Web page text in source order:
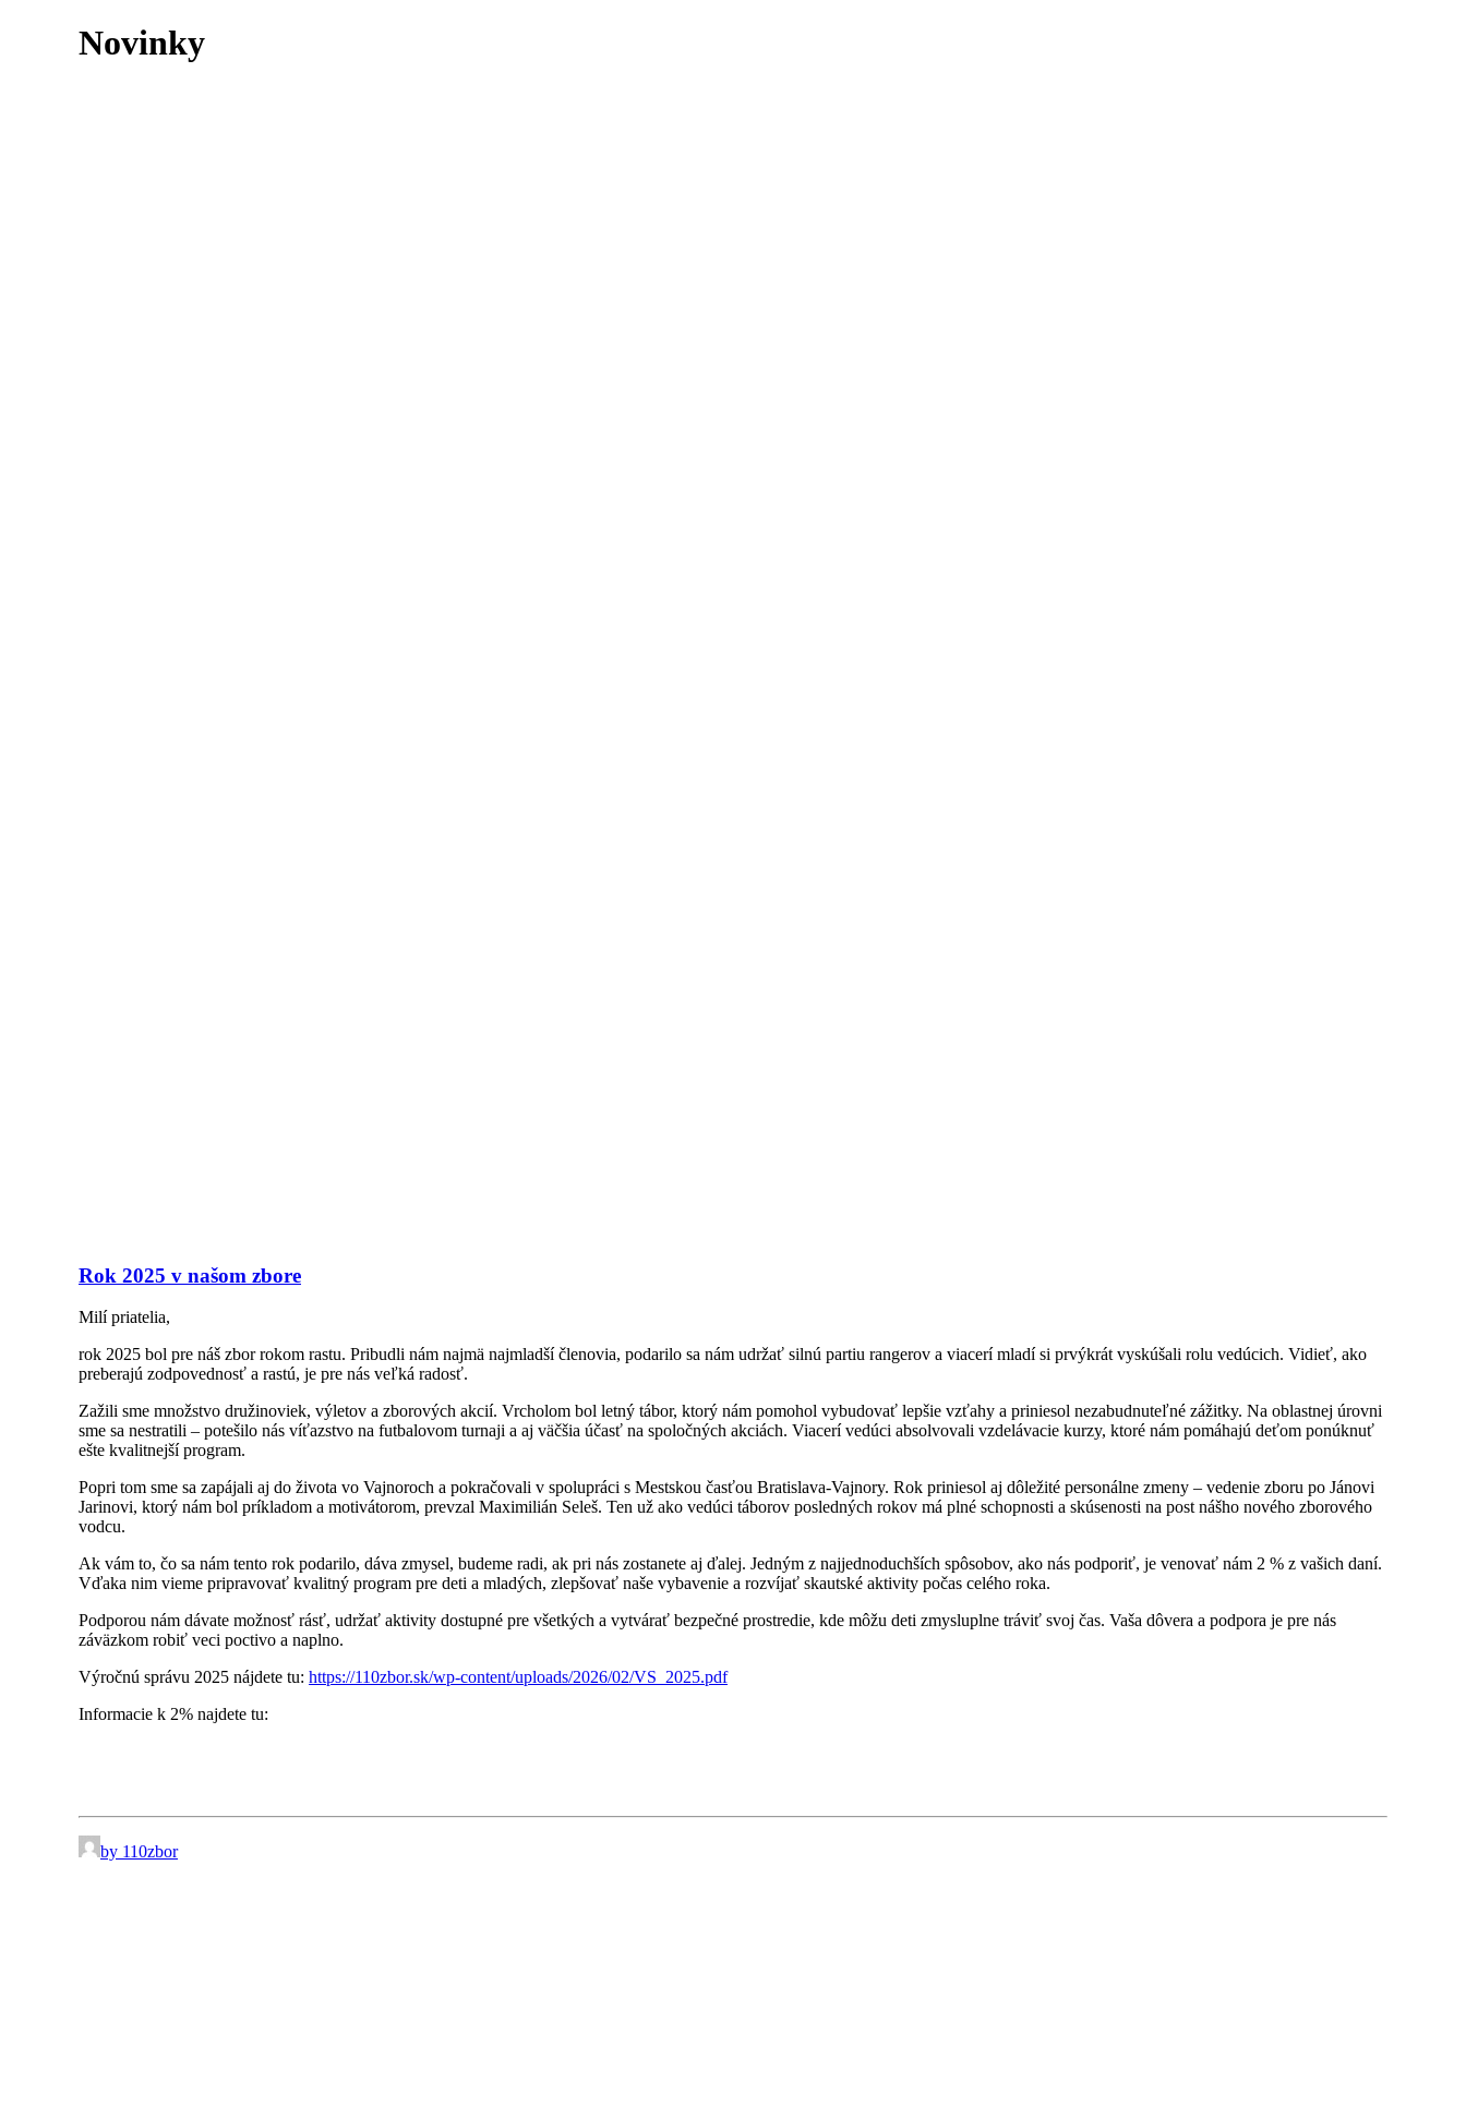
Novinky
Rok 2025 v našom zbore
Milí priatelia,
rok 2025 bol pre náš zbor rokom rastu. Pribudli nám najmä najmladší členovia, podarilo sa nám udržať silnú partiu rangerov a viacerí mladí si prvýkrát vyskúšali rolu vedúcich. Vidieť, ako
preberajú zodpovednosť a rastú, je pre nás veľká radosť.
Zažili sme množstvo družinoviek, výletov a zborových akcií. Vrcholom bol letný tábor, ktorý nám pomohol vybudovať lepšie vzťahy a priniesol nezabudnuteľné zážitky. Na oblastnej úrovni
sme sa nestratili – potešilo nás víťazstvo na futbalovom turnaji a aj väčšia účasť na spoločných akciách. Viacerí vedúci absolvovali vzdelávacie kurzy, ktoré nám pomáhajú deťom ponúknuť
ešte kvalitnejší program.
Popri tom sme sa zapájali aj do života vo Vajnoroch a pokračovali v spolupráci s Mestskou časťou Bratislava-Vajnory. Rok priniesol aj dôležité personálne zmeny – vedenie zboru po Jánovi
Jarinovi, ktorý nám bol príkladom a motivátorom, prevzal Maximilián Seleš. Ten už ako vedúci táborov posledných rokov má plné schopnosti a skúsenosti na post nášho nového zborového
vodcu.
Ak vám to, čo sa nám tento rok podarilo, dáva zmysel, budeme radi, ak pri nás zostanete aj ďalej. Jedným z najjednoduchších spôsobov, ako nás podporiť, je venovať nám 2 % z vašich daní.
Vďaka nim vieme pripravovať kvalitný program pre deti a mladých, zlepšovať naše vybavenie a rozvíjať skautské aktivity počas celého roka.
Podporou nám dávate možnosť rásť, udržať aktivity dostupné pre všetkých a vytvárať bezpečné prostredie, kde môžu deti zmysluplne tráviť svoj čas. Vaša dôvera a podpora je pre nás
záväzkom robiť veci poctivo a naplno.
Výročnú správu 2025 nájdete tu: https://110zbor.sk/wp-content/uploads/2026/02/VS_2025.pdf
Informacie k 2% najdete tu:
by 110zbor